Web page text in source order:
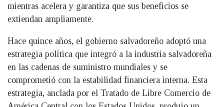
mientras acelera y garantiza que sus beneficios se
extiendan ampliamente.
Hace quince años, el gobierno salvadoreño adoptó una
estrategia política que integró a la industria salvadoreña
en las cadenas de suministro mundiales y se
comprometió con la estabilidad financiera interna. Esta
estrategia, anclada por el Tratado de Libre Comercio de